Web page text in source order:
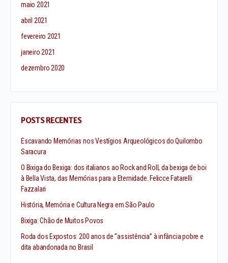
maio 2021
abril 2021
fevereiro 2021
janeiro 2021
dezembro 2020
POSTS RECENTES
Escavando Memórias nos Vestígios Arqueológicos do Quilombo
Saracura
O Bixiga do Bexiga: dos italianos ao Rock and Roll, da bexiga de boi
à Bella Vista, das Memórias para a Eternidade. Felicce Fatarelli
Fazzalari
História, Memória e Cultura Negra em São Paulo
Bixiga: Chão de Muitos Povos
Roda dos Expostos: 200 anos de “assistência” à infância pobre e
dita abandonada no Brasil